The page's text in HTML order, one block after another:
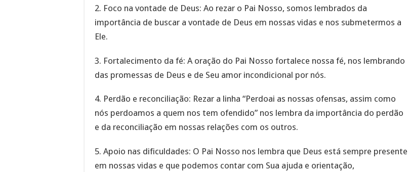
2. Foco na vontade de Deus: Ao rezar o Pai Nosso, somos lembrados da
importância de buscar a vontade de Deus em nossas vidas e nos submetermos a
Ele.
3. Fortalecimento da fé: A oração do Pai Nosso fortalece nossa fé, nos lembrando
das promessas de Deus e de Seu amor incondicional por nós.
4. Perdão e reconciliação: Rezar a linha “Perdoai as nossas ofensas, assim como
nós perdoamos a quem nos tem ofendido” nos lembra da importância do perdão
e da reconciliação em nossas relações com os outros.
5. Apoio nas dificuldades: O Pai Nosso nos lembra que Deus está sempre presente
em nossas vidas e que podemos contar com Sua ajuda e orientação,